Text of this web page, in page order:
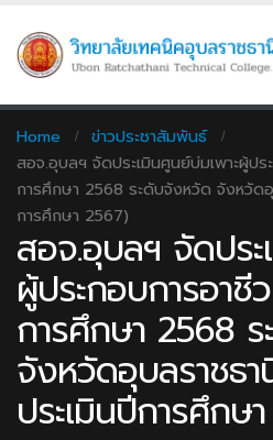
Home
ข่าวประชาสัมพันธ์
สอจ.อุบลฯ จัดประเมินศูนย์บ่มเพาะผู้ปร
การศึกษา 2568 ระดับจังหวัด จังหวัด
การศึกษา 2567)
สอจ.อุบลฯ จัดประ
ผู้ประกอบการอาชี
การศึกษา 2568
จังหวัดอุบลราชธ
ประเมินปีการศึกษ